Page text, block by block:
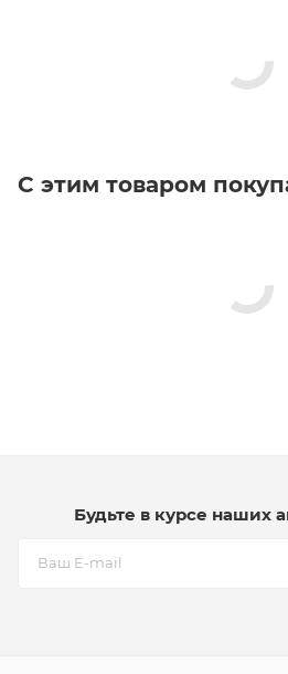
С этим товаром
Будьте в курсе наших